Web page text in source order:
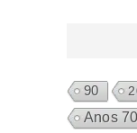
90
Anos 70